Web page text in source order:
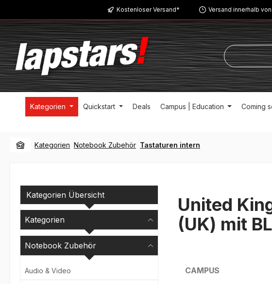
Zur Hauptnavigation springenKostenloser Versand* Versand innerhalb
Kategorien Quickstart Deals Campus | Education Coming
Kategorien Notebook Zubehör Tastaturen intern
Kategorien Übersicht
Kategorien
Notebook Zubehör
Audio & Video
United
(UK) mit
CAMPUS